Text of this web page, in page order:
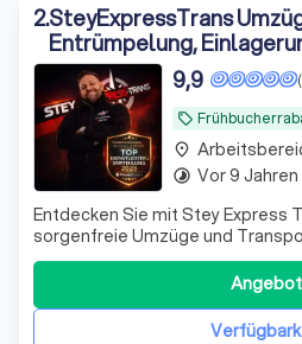
2.SteyExpressTrans
Entrümpelung,
Möbelmontage
local_offer
9,9
Entdecken Sie mit Stey Express
sorgenfreie Umzüge und
Augsburg, Langweid-Foret ,
hinaus. Unser engagiertes Team
Möbel von A nach B, sondern
Leidenschaft und Präzision um
Angebot
place
timelapse Vor 9